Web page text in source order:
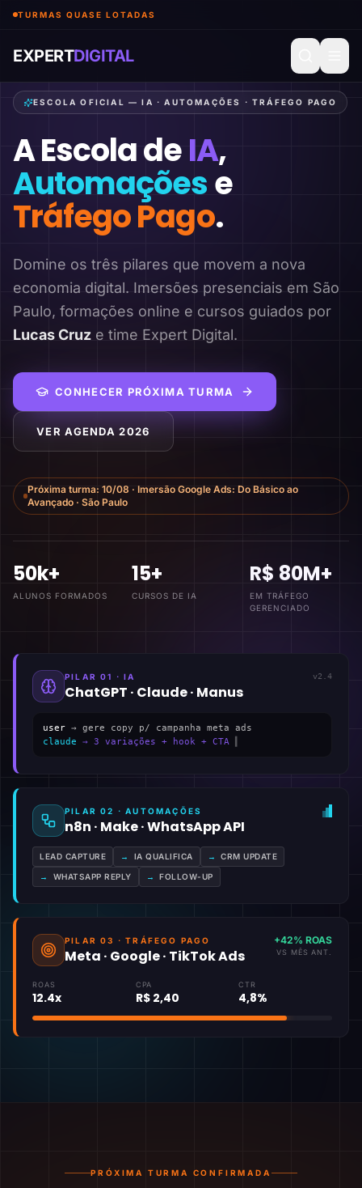
TURMAS QUASE LOTADAS
EXPERTDIGITAL
ESCOLA OFICIAL — IA · AUTOMAÇÕES · TRÁFEGO PAGO
A Escola deIA,
Automaçõese
Tráfego Pago.
Domine os três pilares que movem a nova
economia digital. Imersões presenciais em São
Paulo, formações online e cursos guiados por
Lucas Cruz e time Expert Digital.
CONHECER PRÓXIMA TURMA
VER AGENDA 2026
Próxima turma: 10/08 · Imersão Google Ads: Do Básico ao
Avançado · São Paulo
50k+
ALUNOS FORMADOS
15+
CURSOS DE IA
R$ 80M+
EM TRÁFEGO
GERENCIADO
PILAR 01 · IA
ChatGPT · Claude · Manus
v2.4
user → gere copy p/ campanha meta ads
claude → 3 variações + hook + CTA
PILAR 02 · AUTOMAÇÕES
n8n · Make · WhatsApp API
LEAD CAPTURE → IA QUALIFICA → CRM UPDATE
→ WHATSAPP REPLY → FOLLOW-UP
PILAR 03 · TRÁFEGO PAGO
Meta · Google · TikTok Ads
+42% ROAS
VS MÊS ANT.
ROAS
12.4x
CPA
R$ 2,40
CTR
4,8%
PRÓXIMA TURMA CONFIRMADA